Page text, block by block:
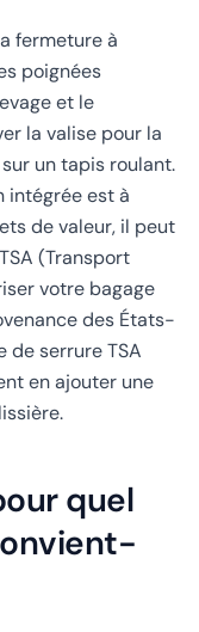
fermeture à
poignées
et le
la valise pour la
un tapis roulant.
intégrée est à
de valeur, il peut
(Transport
votre bagage
des États-
de serrure TSA
en ajouter une
quel